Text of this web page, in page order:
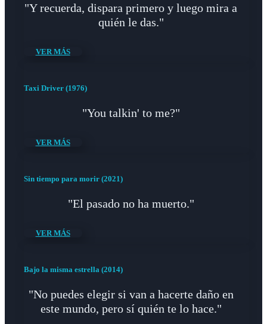
"Y recuerda, dispara primero y luego mira a
quién le das."
VER MÁS
Taxi Driver (1976)
"You talkin' to me?"
VER MÁS
Sin tiempo para morir (2021)
"El pasado no ha muerto."
VER MÁS
Bajo la misma estrella (2014)
"No puedes elegir si van a hacerte daño en
este mundo, pero sí quién te lo hace."